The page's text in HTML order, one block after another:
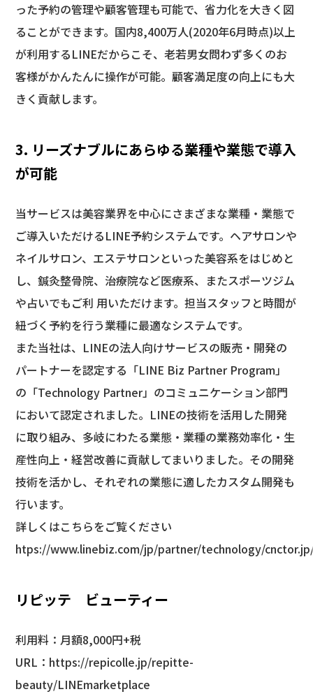
った予約の管理や顧客管理も可能で、省力化を大きく図
ることができます。国内8,400万人(2020年6月時点)以上
が利用するLINEだからこそ、老若男女問わず多くのお
客様がかんたんに操作が可能。顧客満足度の向上にも大
きく貢献します。
3. リーズナブルにあらゆる業種や業態で導入
が可能
当サービスは美容業界を中心にさまざまな業種・業態で
ご導入いただけるLINE予約システムです。ヘアサロンや
ネイルサロン、エステサロンといった美容系をはじめと
し、鍼灸整骨院、治療院など医療系、またスポーツジム
や占いでもご利 用いただけます。担当スタッフと時間が
紐づく予約を行う業種に最適なシステムです。
また当社は、LINEの法人向けサービスの販売・開発の
パートナーを認定する「LINE Biz Partner Program」
の「Technology Partner」のコミュニケーション部門
において認定されました。LINEの技術を活用した開発
に取り組み、多岐にわたる業態・業種の業務効率化・生
産性向上・経営改善に貢献してまいりました。その開発
技術を活かし、それぞれの業態に適したカスタム開発も
行います。
詳しくはこちらをご覧ください
htps://www.linebiz.com/jp/partner/technology/
リピッテ ビューティー
利用料：月額8,000円+税
URL： https://repicolle.jp/repitte-
beauty/LINEmarketplace